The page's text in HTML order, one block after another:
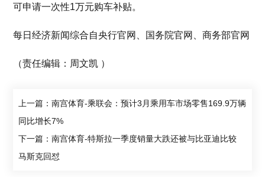
可申请一次性1万元购车补贴。
每日经济新闻综合自央行官网、国务院官网、商务部官网
（责任编辑：周文凯 ）
上一篇：南宫体育-乘联会：预计3月乘用车市场零售169.9万辆
同比增长7%
下一篇：南宫体育-特斯拉一季度销量大跌还被与比亚迪比较
马斯克回怼